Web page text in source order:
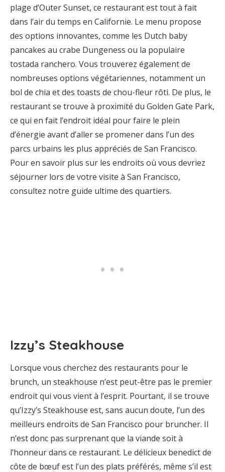
plage d’Outer Sunset, ce restaurant est tout à fait
dans l’air du temps en Californie. Le menu propose
des options innovantes, comme les Dutch baby
pancakes au crabe Dungeness ou la populaire
tostada ranchero. Vous trouverez également de
nombreuses options végétariennes, notamment un
bol de chia et des toasts de chou-fleur rôti. De plus, le
restaurant se trouve à proximité du Golden Gate Park,
ce qui en fait l’endroit idéal pour faire le plein
d’énergie avant d’aller se promener dans l’un des
parcs urbains les plus appréciés de San Francisco.
Pour en savoir plus sur les endroits où vous devriez
séjourner lors de votre visite à San Francisco,
consultez notre guide ultime des quartiers.
Izzy’s Steakhouse
Lorsque vous cherchez des restaurants pour le
brunch, un steakhouse n’est peut-être pas le premier
endroit qui vous vient à l’esprit. Pourtant, il se trouve
qu’Izzy’s Steakhouse est, sans aucun doute, l’un des
meilleurs endroits de San Francisco pour bruncher. Il
n’est donc pas surprenant que la viande soit à
l’honneur dans ce restaurant. Le délicieux benedict de
côte de bœuf est l’un des plats préférés, même s’il est